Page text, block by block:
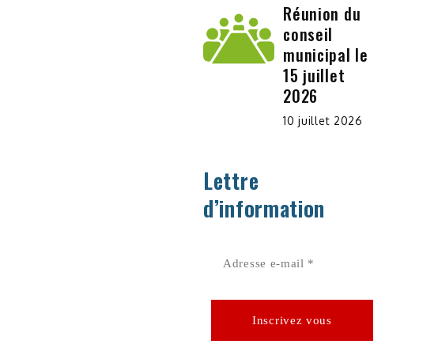
Réunion du
conseil
municipal le
15 juillet
2026
10 juillet 2026
Lettre
d’information